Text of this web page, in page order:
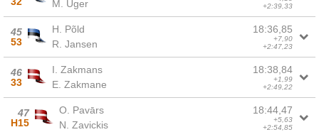
M. Uger
+2:39,33
45
53
H. Põld
R. Jansen
18:36,85
+7,90
+2:47,23
46
33
I. Zakmans
E. Zakmane
18:38,84
+1,99
+2:49,22
47
H15
O. Pavārs
N. Zavickis
18:44,47
+5,63
+2:54,85